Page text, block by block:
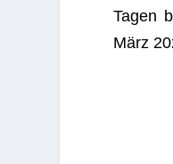
Tagen
März